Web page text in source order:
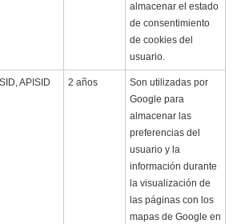
almacenar el estado
de consentimiento
de cookies del
usuario.
APISID 2 años
Son utilizadas por
Google para
almacenar las
preferencias del
usuario y la
información durante
la visualización de
las páginas con los
mapas de Google en